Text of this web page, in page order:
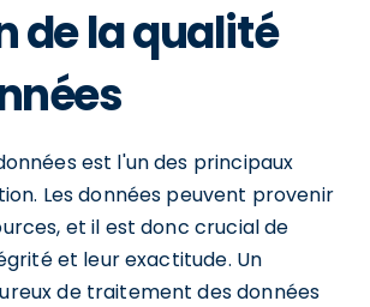
de la qualité
est l'un des principaux
Les données peuvent provenir
et il est donc crucial de
et leur exactitude. Un
de traitement des données